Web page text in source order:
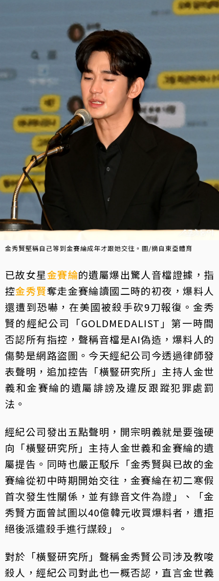
金秀賢堅稱自己等到金賽綸成年才跟她交往。圖/摘自東亞體育
已故女星金賽綸的遺屬爆出驚人音檔證據，指
控金秀賢奪走金賽綸讀國二時的初夜，爆料人
還遭到恐嚇，在美國被殺手砍9刀報復。金秀
賢的經紀公司「GOLDMEDALIST」第一時間
否認所有指控，聲稱音檔是AI偽造，爆料人的
傷勢是網路盜圖。今天經紀公司今透過律師發
表聲明，追加控告「橫豎研究所」主持人金世
義和金賽綸的遺屬誹謗及違反跟蹤犯罪處罰
法。
經紀公司發出五點聲明，開宗明義就是要強硬
向「橫豎研究所」主持人金世義和金賽綸的遺
屬提告。同時也嚴正駁斥「金秀賢與已故的金
賽綸從初中時期開始交往，金賽綸在初二寒假
首次發生性關係，並有錄音文件為證」、「金
秀賢方面曾試圖以40億韓元收買爆料者，遭拒
絕後派遣殺手進行謀殺」。
對於「橫豎研究所」聲稱金秀賢公司涉及教唆
殺人，經紀公司對此也一概否認，直言金世義